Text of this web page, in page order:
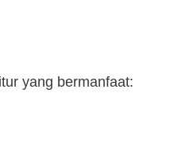
yang bermanfaat: